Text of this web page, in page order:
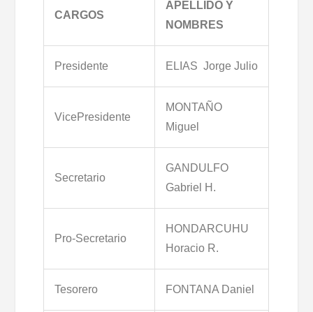
CARGOS
APELLIDO Y
NOMBRES
Presidente ELIAS Jorge Julio
VicePresidente
MONTAÑO
Miguel
Secretario
GANDULFO
Gabriel H.
Pro-Secretario
HONDARCUHU
Horacio R.
Tesorero FONTANA Daniel